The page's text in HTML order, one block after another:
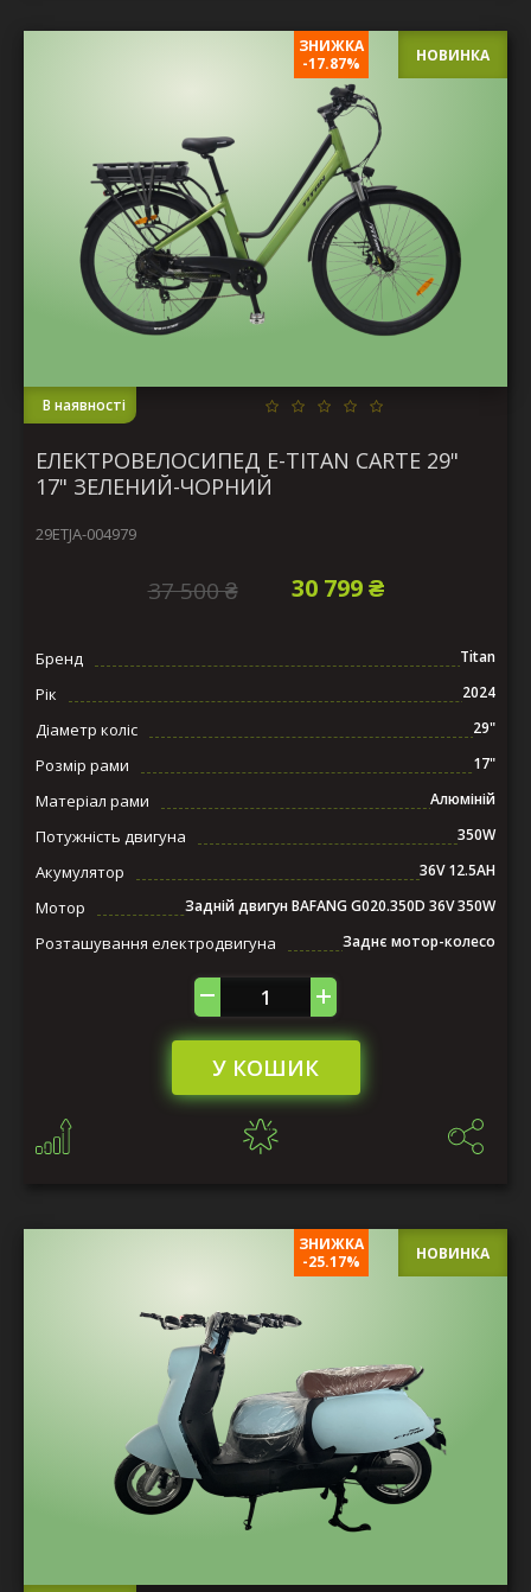
ЗНИЖКА
-17.87%
НОВИНКА
В наявності
ЕЛЕКТРОВЕЛОСИПЕД E-TITAN CARTE 29"
17" ЗЕЛЕНИЙ-ЧОРНИЙ
29ETJA-004979
30 799 ₴
37 500 ₴
Бренд Titan
Рік 2024
Діаметр коліс 29"
Розмір рами 17"
Матеріал рами Алюміній
Потужність двигуна 350W
Акумулятор 36V 12.5AH
Мотор Задній двигун BAFANG G020.350D 36V 350W
Розташування електродвигуна Заднє мотор-колесо
У КОШИК
ЗНИЖКА
-25.17%
НОВИНКА